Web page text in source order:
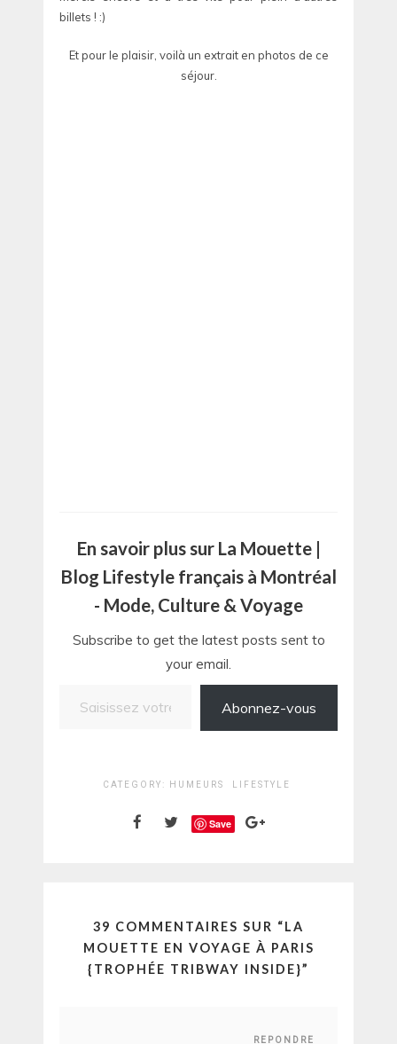
billets ! :)
Et pour le plaisir, voilà un extrait en photos de ce
séjour.
En savoir plus sur La Mouette |
Blog Lifestyle français à Montréal
- Mode, Culture & Voyage
Subscribe to get the latest posts sent to
your email.
Abonnez-vous
CATEGORY: HUMEURS LIFESTYLE
Save
39 COMMENTAIRES SUR “LA
MOUETTE EN VOYAGE À PARIS
{TROPHÉE TRIBWAY INSIDE}”
REPONDRE